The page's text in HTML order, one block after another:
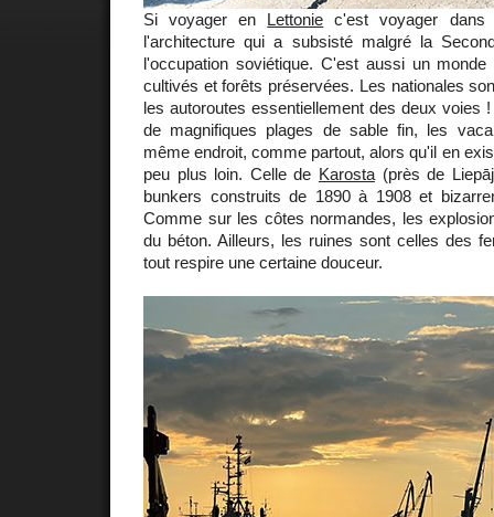
Si voyager en Lettonie c'est voyager
l'architecture qui a subsisté malgré la
l'occupation soviétique. C'est aussi un
cultivés et forêts préservées. Les nationales
les autoroutes essentiellement des deux voies
de magnifiques plages de sable fin, les
même endroit, comme partout, alors qu'il en
peu plus loin. Celle de Karosta(près de
bunkers construits de 1890 à 1908 et
Comme sur les côtes normandes, les
du béton. Ailleurs, les ruines sont celles des
tout respire une certaine douceur.